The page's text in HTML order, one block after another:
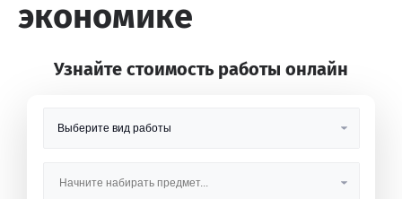
экономике
Узнайте стоимость работы онлайн